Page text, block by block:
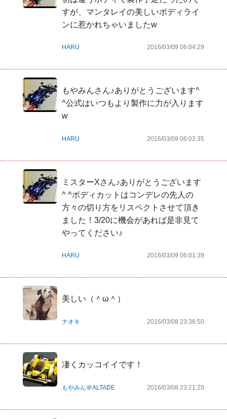
すが、マンタレイの美しいボディライ
ンに惹かれちゃいましたw
HARU 2016/03/09 06:04:29
もやみんさん♪ありがとうございます^
^公式はいつもより製作に力が入ります
w
HARU 2016/03/09 06:02:35
ミスターXさん♪ありがとうございます
^ ^ボディカットはコンデレの先人の
方々の切り方をリスペクトさせて頂き
ました！3/20に機会があれば是非見て
やってください♪
HARU 2016/03/09 06:01:39
美しい（＾ω＾）
ナオキ 2016/03/08 23:36:50
凄くカッコイイです！
もやみん＠ALTADE 2016/03/08 23:21:20